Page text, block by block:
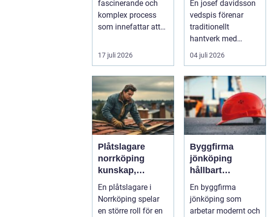
fascinerande och
komplex process
som innefattar att
och minerale...
17 juli 2026
En josef davidsson
vedspis förenar
traditionellt
hantverk med
dagens krav på
effektiv, trygg och
mil...
04 juli 2026
Plåtslagare
norrköping
kunskap,
trygghet och
hållbara
taklösningar
En plåtslagare i
Norrköping spelar
en större roll för en
Byggfirma
jönköping
hållbart
byggande med
fokus på trä
En byggfirma
jönköping som
arbetar modernt och